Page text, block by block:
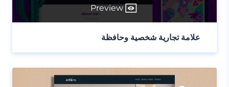
Preview
علامة تجارية شخصية وحافظة